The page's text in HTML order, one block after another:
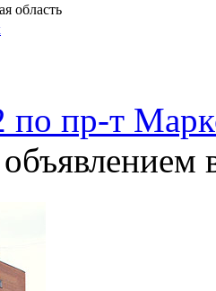
область
пр-т